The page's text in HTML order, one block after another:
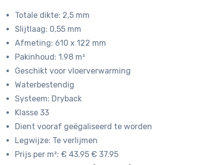
€ 43,95.€ 37,95.
Totale dikte: 2,5 mm
Slijtlaag: 0,55 mm
Afmeting: 610 x 122 mm
Pakinhoud: 1.98 m²
Geschikt voor vloerverwarming
Waterbestendig
Systeem: Dryback
Klasse 33
Dient vooraf geëgaliseerd te worden
Legwijze: Te verlijmen
Prijs per m²: € 43.95 € 37.95